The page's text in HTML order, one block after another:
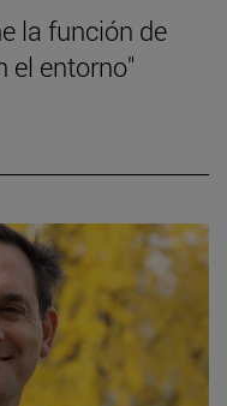
la función de
el entorno"